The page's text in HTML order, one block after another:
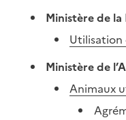
Ministère de la
Utilisation
Ministère de
Animaux